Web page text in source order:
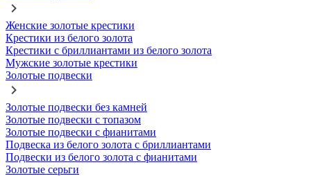
Женские золотые крестики
Крестики из белого золота
Крестики с бриллиантами из белого золота
Мужские золотые крестики
Золотые подвески
Золотые подвески без камней
Золотые подвески с топазом
Золотые подвески с фианитами
Подвеска из белого золота с бриллиантами
Подвески из белого золота с фианитами
Золотые серьги